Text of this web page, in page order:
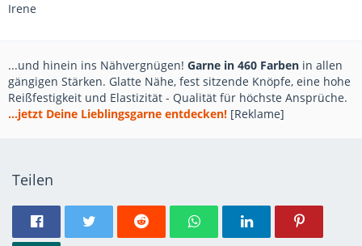
Irene
...und hinein ins Nähvergnügen! Garne in 460 Farben in allen
gängigen Stärken. Glatte Nähe, fest sitzende Knöpfe, eine hohe
Reißfestigkeit und Elastizität - Qualität für höchste Ansprüche.
...jetzt Deine Lieblingsgarne entdecken! [Reklame]
Teilen